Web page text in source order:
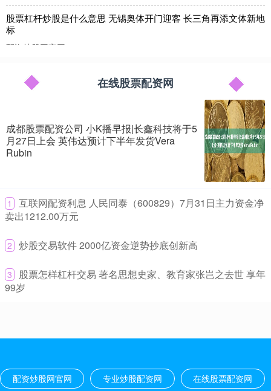
股票杠杆炒股是什么意思 无锡奥体开门迎客 长三角再添文体新地
标
配资炒股网官网
奥体中心正式开门迎客。当天，无锡奥体中心游泳馆、羽毛球馆、
app杠杆股票 世界杯冠军主力佩德里开启中国行，为苏超开球、
专业炒股配资网 2026-08-01
2026美加墨世界杯近日落下帷幕，历经120分钟鏖战，亚马尔、佩德
里组成的全新“黄金一代”助力西班牙捧起队史第二座大力神
1.7%
专业炒股配资网 2026-06-12
“8点30分准时抢国债炒股加杠杆怎么办，结果秒没。”一位IP上海的用
户在社交媒体上发帖称。 2026年第三、四期储蓄国债
南京股票配资 全国首单贴双标技术产权ABS产品成功设立
在线股票配资网
在线股票配资网 2026-06-12
今年前5个月，地方债发行交出一份“量质齐升”的成绩单，1至5月全国
在线股票配资网
成都股票配资公司 小K播早报|长鑫科技将于5
月27日上会 英伟达预计下半年发货Vera
Rubin
1
​互联网配资利息 人民同泰（600829）7月31日主力资金净
卖出1212.00万元
2 ​炒股交易软件 2000亿资金逆势抄底创新高
3
​股票怎样杠杆交易 著名思想史家、教育家张岂之去世 享年
99岁
配资炒股网官网 专业炒股配资网 在线股票配资网